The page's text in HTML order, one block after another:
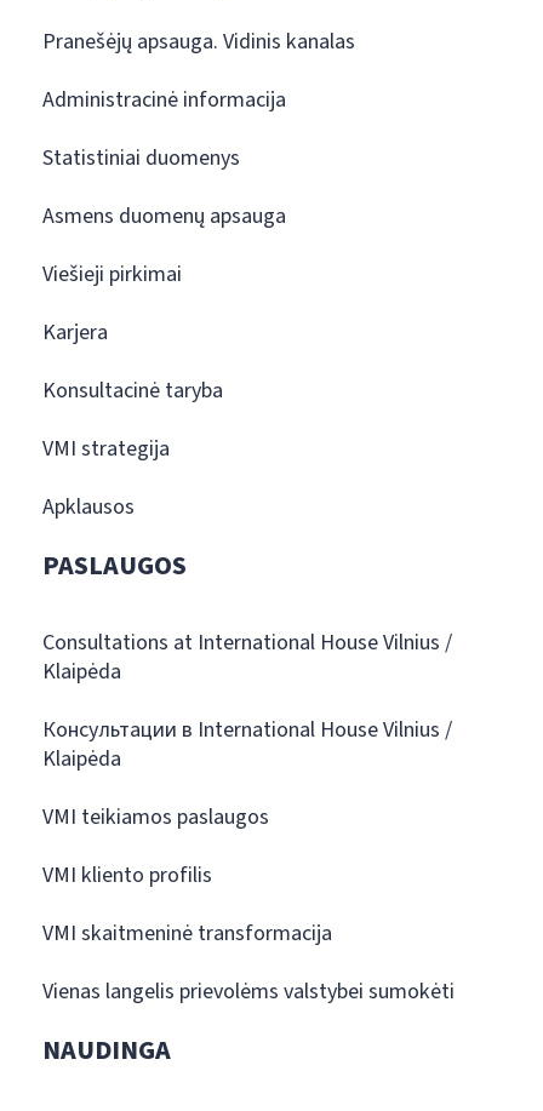
Pranešėjų apsauga. Vidinis kanalas
Administracinė informacija
Statistiniai duomenys
Asmens duomenų apsauga
Viešieji pirkimai
Karjera
Konsultacinė taryba
VMI strategija
Apklausos
PASLAUGOS
Consultations at International House Vilnius /
Klaipėda
Консультации в International House Vilnius /
Klaipėda
VMI teikiamos paslaugos
VMI kliento profilis
VMI skaitmeninė transformacija
Vienas langelis prievolėms valstybei sumokėti
NAUDINGA